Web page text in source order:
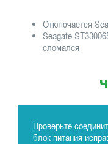
Отключается
Seagate
сломался
Проверьте
блок питания